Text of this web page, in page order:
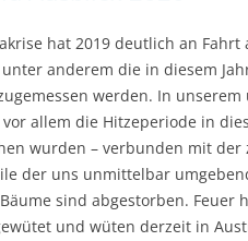
hat 2019 deutlich an
anderem die in diesem
werden. In
allem die Hitzeperiode in
wurden – verbunden mit der
der uns unmittelbar
sind abgestorben. Feuer
und wüten derzeit in